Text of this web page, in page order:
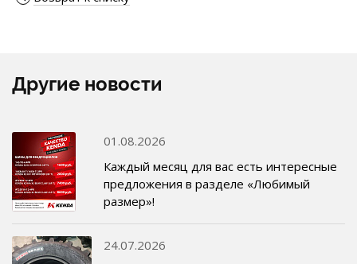
Другие новости
01.08.2026
Каждый месяц для вас есть интересные
предложения в разделе «Любимый
размер»!
24.07.2026